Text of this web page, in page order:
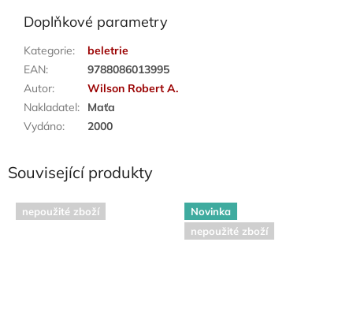
Doplňkové parametry
Kategorie:
beletrie
EAN:
9788086013995
Autor:
Wilson Robert A.
Nakladatel:
Maťa
Vydáno: 2000
Související produkty
nepoužité zboží
Novinka
nepoužité zboží